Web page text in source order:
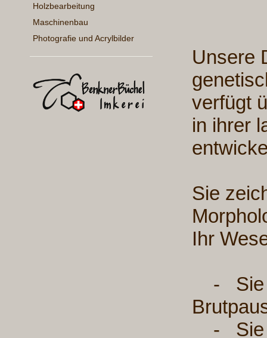
Holzbearbeitung
Maschinenbau
Photografie und Acrylbilder
Unsere
verfügt
in ihrer
Sie
Ihr
- Sie
- Sie